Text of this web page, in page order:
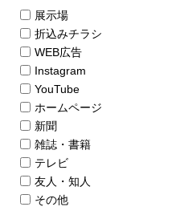
展示場
折込みチラシ
WEB広告
Instagram
YouTube
ホームページ
新聞
雑誌・書籍
テレビ
友人・知人
その他